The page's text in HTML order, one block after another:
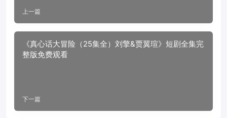
上一篇
《真心话大冒险（25集全）刘擎&贾翼瑄》短剧全集完
整版免费观看
下一篇